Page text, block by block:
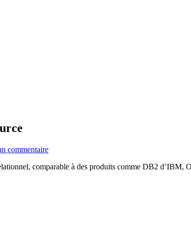
commentaire
comparable à des produits comme DB2